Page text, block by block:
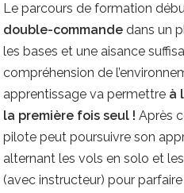
Le parcours de formation
double-commande dans un
les bases et une aisance
compréhension de
apprentissage va permettre à
la première fois seul ! Après
pilote peut poursuivre son
alternant les vols en solo et
(avec instructeur) pour